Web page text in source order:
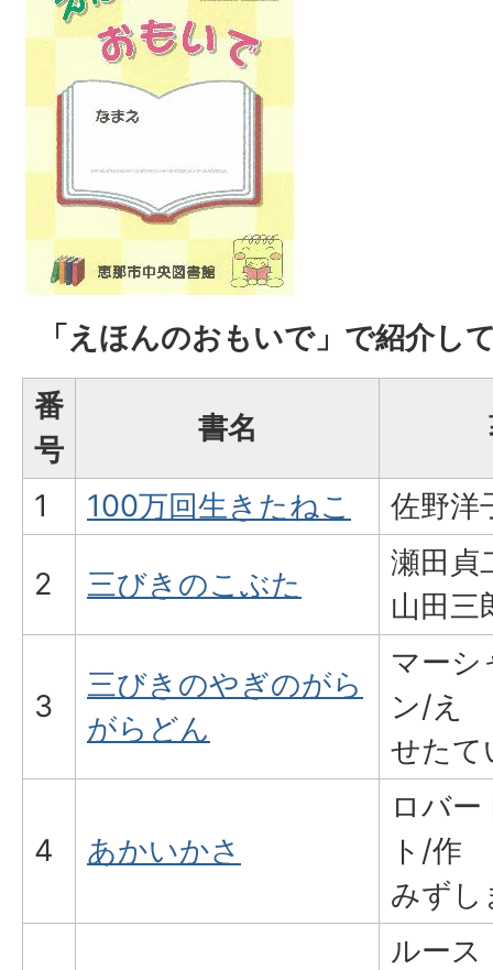
「えほんのおもいで」で紹介し
番
号
書名
1 100万回生きたねこ 佐野洋
2 三びきのこぶた
瀬田貞
山田三
3
三びきのやぎのがら
がらどん
マーシ
ン/え
せたて
4 あかいかさ
ロバ
ト/作
みずし
ルース